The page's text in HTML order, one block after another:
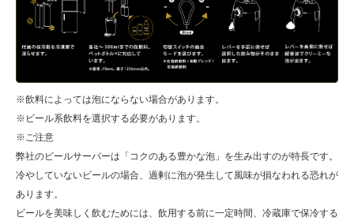
※飲料によっては泡にならない場合があります。
※ビール系飲料を選択する必要があります。
※ご注意
弊社のビールサーバーは「コクのある豊かな泡」を生み出すのが特長です。
冷やしていないビールの場合、過剰に泡が発生して風味が損なわれる恐れが
あります。
ビールを美味しく飲むためには、飲用する前に一定時間、冷蔵庫で保冷する